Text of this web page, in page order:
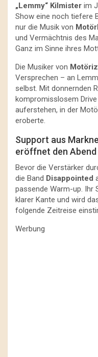
„Lemmy“ Kilmister im
Show eine noch tiefere
nur die Musik von
und Vermächtnis des
Ganz im Sinne ihres
Die Musiker von
Versprechen – an
selbst. Mit donnernden
kompromisslosem
auferstehen, in der
eroberte.
Support aus
eröffnet den Abend
Bevor die Verstärker
die Band Disappointed
passende Warm-up. Ihr
klarer Kante und wird
folgende Zeitreise
Werbung